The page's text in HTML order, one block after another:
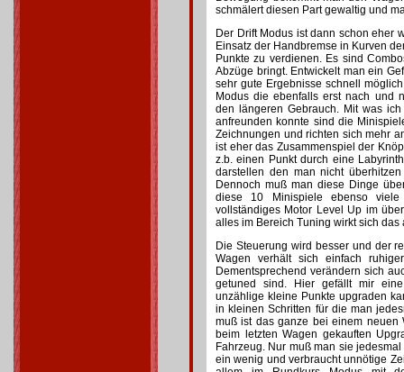
schmälert diesen Part gewaltig und
Der Drift Modus ist dann schon eher
Einsatz der Handbremse in Kurven
Punkte zu verdienen. Es sind
Abzüge bringt. Entwickelt man ein
sehr gute Ergebnisse schnell
Modus die ebenfalls erst nach und
den längeren Gebrauch. Mit was
anfreunden konnte sind die
Zeichnungen und richten sich mehr
ist eher das Zusammenspiel der
z.b. einen Punkt durch eine
darstellen den man nicht
Dennoch muß man diese Dinge
diese 10 Minispiele ebenso
vollständiges Motor Level Up im
alles im Bereich Tuning wirkt sich das
Die Steuerung wird besser und der
Wagen verhält sich einfach
Dementsprechend verändern sich
getuned sind. Hier gefällt mir
unzählige kleine Punkte upgraden
in kleinen Schritten für die man
muß ist das ganze bei einem neuen
beim letzten Wagen gekauften
Fahrzeug. Nur muß man sie
ein wenig und verbraucht unnötige